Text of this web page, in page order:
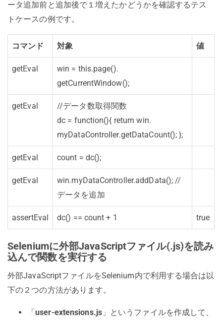
ータ追加前と追加後で１増えたかどうかを確認するテス
トケースの例です。
コマンド 対象 値
getEval
win = this.page().
getCurrentWindow();
getEval
//データ数取得関数
dc = function(){ return win.
myDataController.getDataCount(); };
getEval count = dc();
getEval win.myDataController.addData(); //
データを追加
assertEval dc() == count + 1 true
Seleniumに外部JavaScriptファイル(.js)を読み
込んで関数を実行する
外部JavaScriptファイルをSelenium内で利用する場合は以
下の２つの方法があります。
「user-extensions.js」というファイルを作成して、